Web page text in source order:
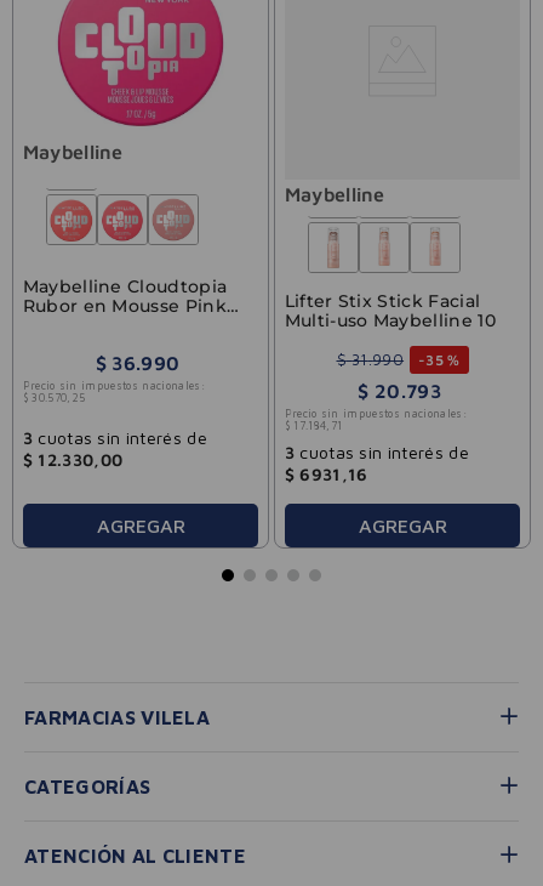
Maybelline
Maybelline Cloudtopia
Rubor en Mousse Pink
$ 36.990
Precio sin impuestos nacionales:
$ 30. 570 25
3cuotas sin interés de
$ 12.330 00
AGREGAR
Maybelline
Lifter Stix Stick Facial
Multi-uso Maybelline 10
$ 31.990 -35 %
$ 20.793
Precio sin impuestos nacionales:
$ 17. 184 71
3cuotas sin interés de
$ 6931 16
AGREGAR
FARMACIAS VILELA
CATEGORÍAS
ATENCIÓN AL CLIENTE